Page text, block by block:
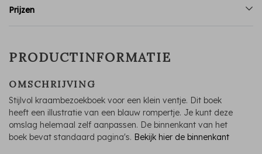
Prijzen
PRODUCTINFORMATIE
OMSCHRIJVING
Stijlvol kraambezoekboek voor een klein ventje. Dit boek
heeft een illustratie van een blauw rompertje. Je kunt deze
omslag helemaal zelf aanpassen. De binnenkant van het
boek bevat standaard pagina's. Bekijk hier de binnenkant